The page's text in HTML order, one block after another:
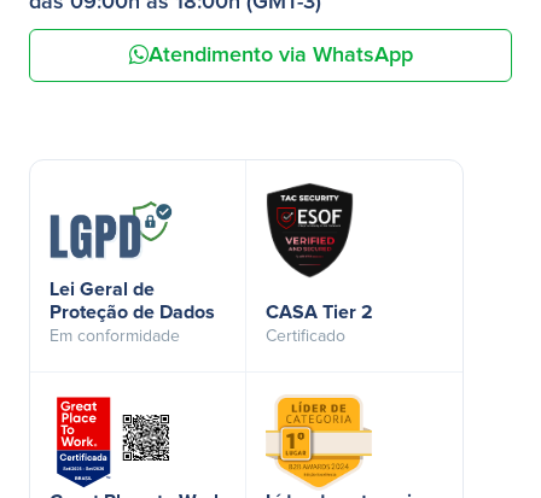
Atendimento via WhatsApp
Lei Geral de
Proteção de Dados
Em conformidade
CASA Tier 2
Certificado